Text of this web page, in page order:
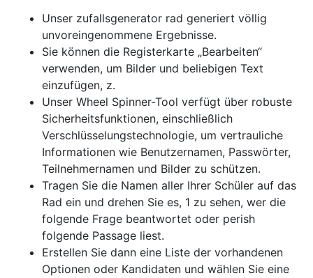
Unser zufallsgenerator rad generiert völlig
unvoreingenommene Ergebnisse.
Sie können die Registerkarte „Bearbeiten“
verwenden, um Bilder und beliebigen Text
einzufügen, z.
Unser Wheel Spinner-Tool verfügt über robuste
Sicherheitsfunktionen, einschließlich
Verschlüsselungstechnologie, um vertrauliche
Informationen wie Benutzernamen, Passwörter,
Teilnehmernamen und Bilder zu schützen.
Tragen Sie die Namen aller Ihrer Schüler auf das
Rad ein und drehen Sie es, 1 zu sehen, wer die
folgende Frage beantwortet oder perish
folgende Passage liest.
Erstellen Sie dann eine Liste der vorhandenen
Optionen oder Kandidaten und wählen Sie eine